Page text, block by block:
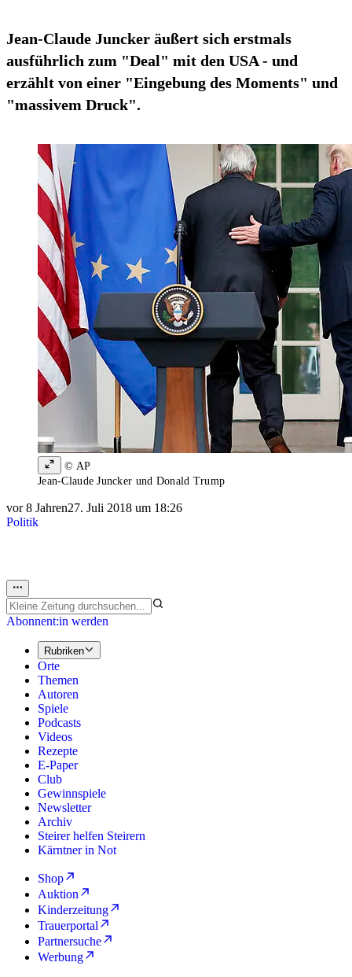
Jean-Claude Juncker äußert sich erstmals
ausführlich zum "Deal" mit den USA - und
erzählt von einer "Eingebung des Moments" und
"massivem Druck".
© AP
Jean-Claude Juncker und Donald Trump
vor 8 Jahren27. Juli 2018 um 18:26
Politik
Abonnent:in werden
Rubriken
Orte
Themen
Autoren
Spiele
Podcasts
Videos
Rezepte
E-Paper
Club
Gewinnspiele
Newsletter
Archiv
Steirer helfen Steirern
Kärntner in Not
Shop
Auktion
Kinderzeitung
Trauerportal
Partnersuche
Werbung